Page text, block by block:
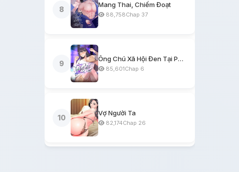
8
Mang Thai, Chiếm Đoạt
88,758Chap 37
9
Ông Chú Xã Hội Đen Tại Phòng Trọ
85,601Chap 6
10
Vợ Người Ta
82,174Chap 26